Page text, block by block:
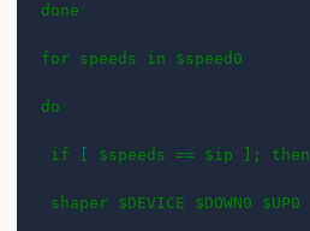
done
for speeds in $speed0
do
if [ $speeds == $ip ]; then
shaper $DEVICE $DOWN0 $UP0